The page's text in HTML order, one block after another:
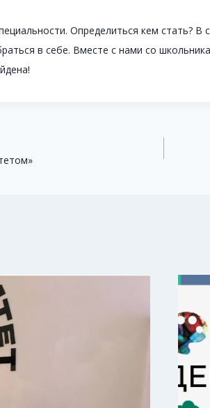
Определиться кем
в себе. Вместе с нами со